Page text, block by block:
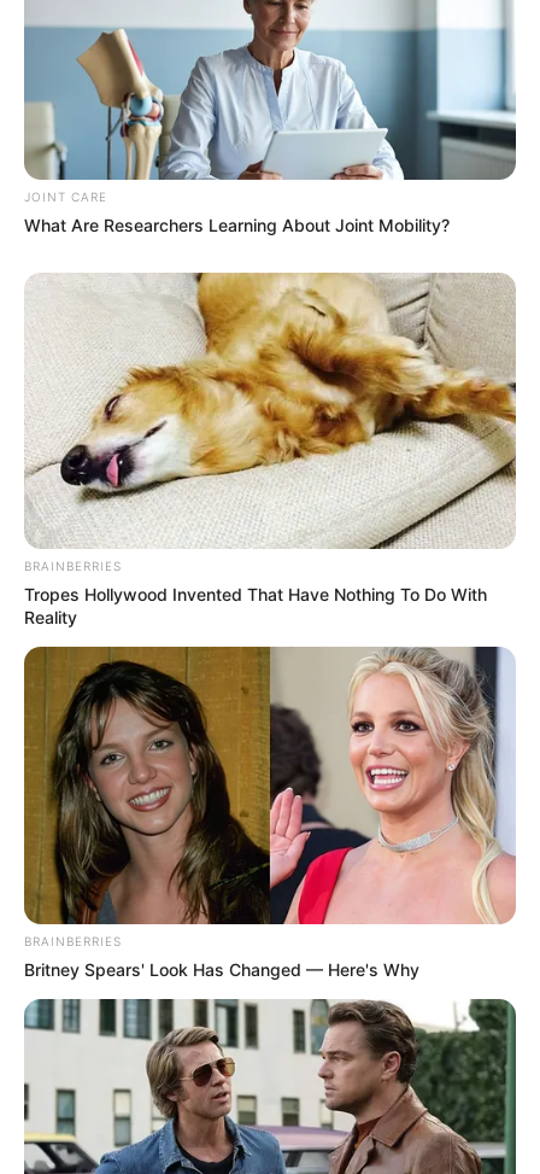
CTA FAVORITE
Why everything you thought you knew about water
might be wrong
CTA LOVE
This New Will Give You An Erection After +45
How To Get An Erection Even After 60!
JOINT CARE
What Are Researchers Learning About Joint Mobility?
BRAINBERRIES
Tropes Hollywood Invented That Have Nothing To Do With
Reality
BRAINBERRIES
Britney Spears' Look Has Changed — Here's Why